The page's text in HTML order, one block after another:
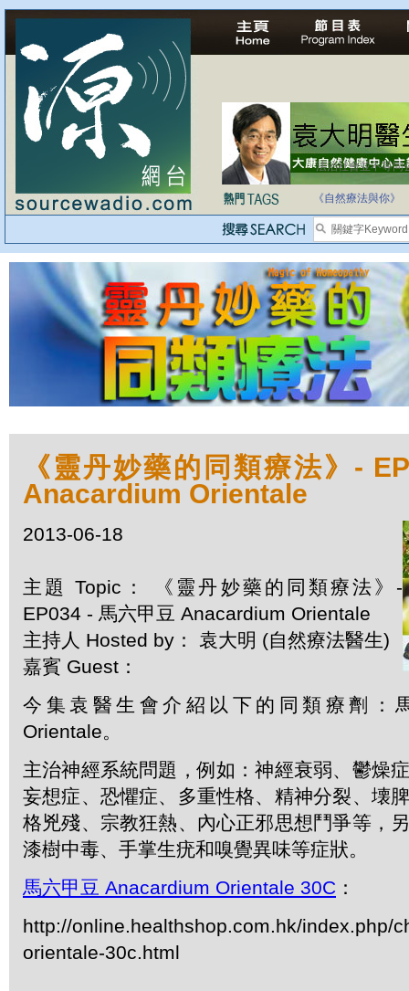
法治社會並不等同
自家教育合法化-
《自然療法與你》
《靈丹妙藥的同類療法》-
Anacardium Orientale
2013-06-18
主題 Topic： 《靈丹妙藥的同類療法》-
EP034 - 馬六甲豆 Anacardium Orientale
主持人 Hosted by： 袁大明 (自然療法醫生)
嘉賓 Guest：
今集袁醫生會介紹以下的同類療劑：
Orientale。
主治神經系統問題，例如：神經衰弱、鬱燥
妄想症、恐懼症、多重性格、精神分裂、壊
格兇殘、宗教狂熱、內心正邪思想鬥爭等，
漆樹中毒、手掌生疣和嗅覺異味等症狀。
馬六甲豆 Anacardium Orientale 30C ：
http://online.healthshop.com.hk/index.php/
orientale-30c.html